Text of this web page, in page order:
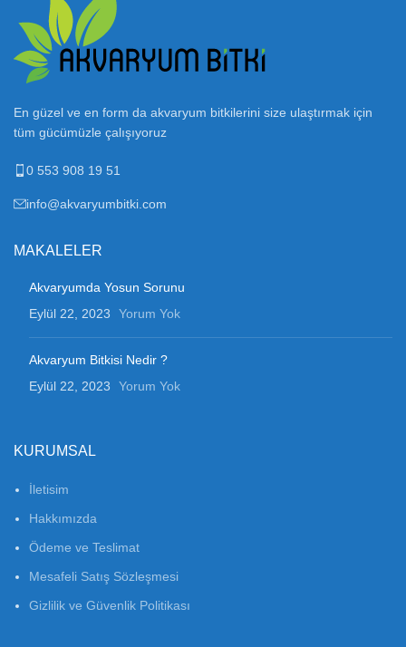
En güzel ve en form da akvaryum bitkilerini size ulaştırmak için
tüm gücümüzle çalışıyoruz
0 553 908 19 51
info@akvaryumbitki.com
MAKALELER
Akvaryumda Yosun Sorunu
Eylül 22, 2023
Yorum Yok
Akvaryum Bitkisi Nedir ?
Eylül 22, 2023
Yorum Yok
KURUMSAL
İletisim
Hakkımızda
Ödeme ve Teslimat
Mesafeli Satış Sözleşmesi
Gizlilik ve Güvenlik Politikası